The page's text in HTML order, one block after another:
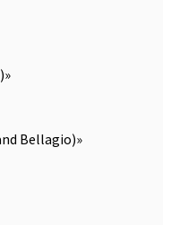
Bellagio)»